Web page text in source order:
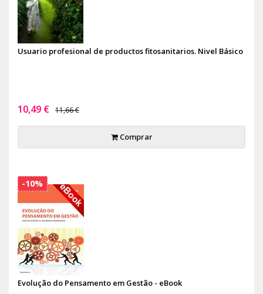
Usuario profesional de productos fitosanitarios. Nivel Básico
10,49 € 11,66 €
Comprar
Evolução do Pensamento em Gestão - eBook
-10%